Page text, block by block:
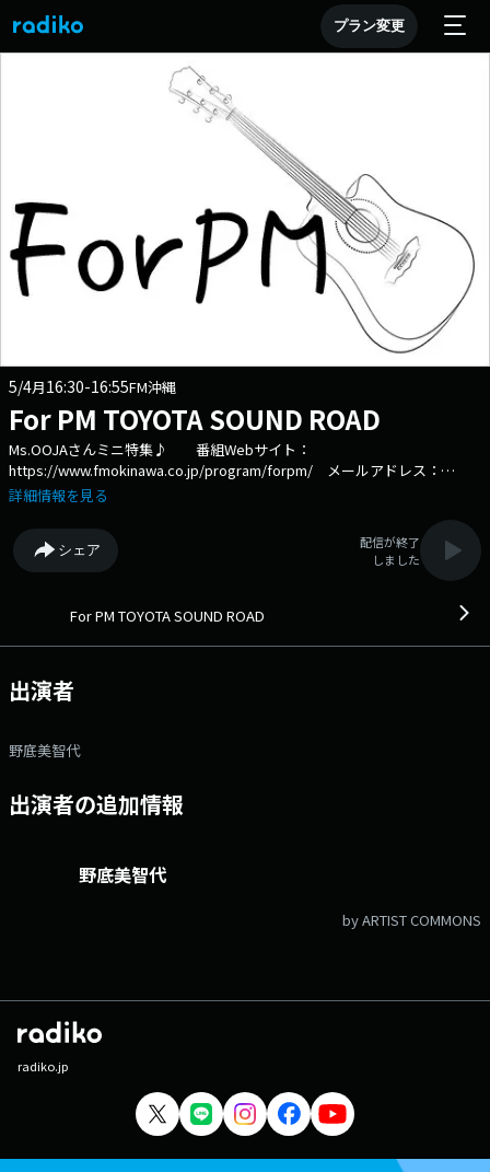
プラン変更
5/4月16:30-16:55FM沖縄
For PM TOYOTA SOUND ROAD
Ms.OOJAさんミニ特集♪ 番組Webサイト：
https://www.fmokinawa.co.jp/program/forpm/ メールアドレス：
forpm@fmokinawa.co.jp メッセージフォーム：
タグは「#forpm」
詳細情報を見る
シェア
配信が終了
しました
For PM TOYOTA SOUND ROAD
出演者
野底美智代
出演者の追加情報
野底美智代
by ARTIST COMMONS
radiko.jp